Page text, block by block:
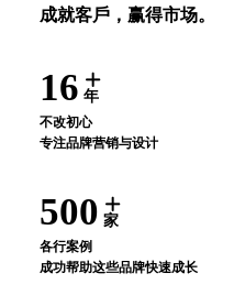
成就客⼾，赢得市场。
16 年
不改初⼼
专注品牌营销与设计
500 家
各⾏案例
成功帮助这些品牌快速成⻓